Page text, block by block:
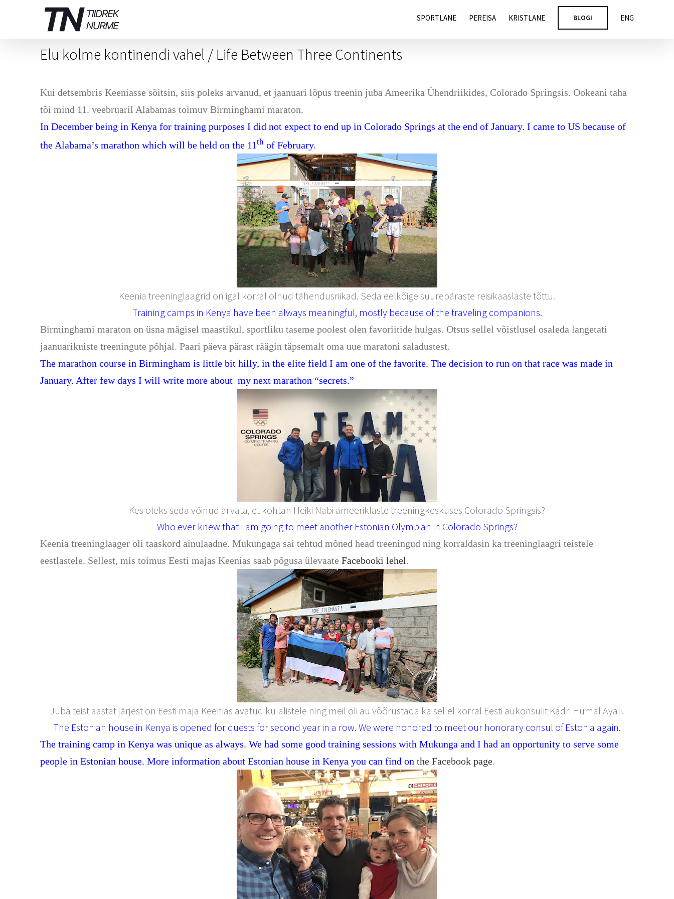
SPORTLANE PEREISA KRISTLANE BLOGI ENG
Elu kolme kontinendi vahel / Life Between Three Continents
Kui detsembris Keeniasse sõitsin, siis poleks arvanud, et jaanuari lõpus treenin juba Ameerika Ühendriikides, Colorado Springsis. Ookeani taha
tõi mind 11. veebruaril Alabamas toimuv Birminghami maraton.
In December being in Kenya for training purposes I did not expect to end up in Colorado Springs at the end of January. I came to US because of
the Alabama’s marathon which will be held on the 11th of February.
Keenia treeninglaagrid on igal korral olnud tähendusriikad. Seda eelkõige suurepäraste reisikaaslaste tõttu.
Training camps in Kenya have been always meaningful, mostly because of the traveling companions.
Birminghami maraton on üsna mägisel maastikul, sportliku taseme poolest olen favoriitide hulgas. Otsus sellel võistlusel osaleda langetati
jaanuarikuiste treeningute põhjal. Paari päeva pärast räägin täpsemalt oma uue maratoni saladustest.
The marathon course in Birmingham is little bit hilly, in the elite field I am one of the favorite. The decision to run on that race was made in
January. After few days I will write more about my next marathon “secrets.”
Kes oleks seda võinud arvata, et kohtan Heiki Nabi ameeriklaste treeningkeskuses Colorado Springsis?
Who ever knew that I am going to meet another Estonian Olympian in Colorado Springs?
Keenia treeninglaager oli taaskord ainulaadne. Mukungaga sai tehtud mõned head treeningud ning korraldasin ka treeninglaagri teistele
eestlastele. Sellest, mis toimus Eesti majas Keenias saab põgusa ülevaate Facebooki lehel.
Juba teist aastat järjest on Eesti maja Keenias avatud külalistele ning meil oli au võõrustada ka sellel korral Eesti aukonsulit Kadri Humal Ayali.
The Estonian house in Kenya is opened for quests for second year in a row. We were honored to meet our honorary consul of Estonia again.
The training camp in Kenya was unique as always. We had some good training sessions with Mukunga and I had an opportunity to serve some
people in Estonian house. More information about Estonian house in Kenya you can find on the Facebook page.